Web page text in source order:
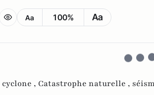
Aa 100% Aa
cyclone , Catastrophe naturelle ,